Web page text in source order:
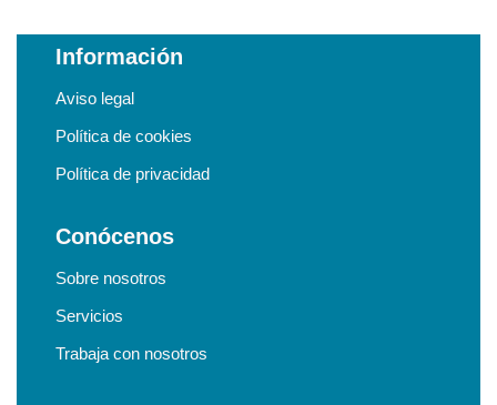
Información
Aviso legal
Política de cookies
Política de privacidad
Conócenos
Sobre nosotros
Servicios
Trabaja con nosotros